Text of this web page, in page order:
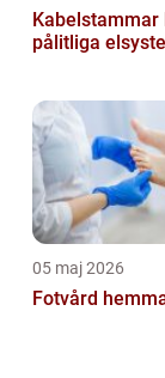
Kabelstammar hjärtat i
pålitliga
05 maj 2026
Fotvård